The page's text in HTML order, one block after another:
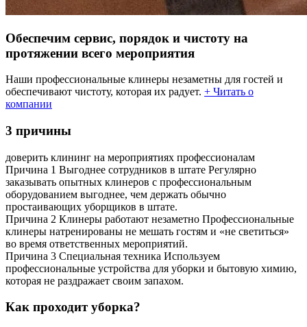
Обеспечим сервис, порядок и чистоту на
протяжении всего мероприятия
Наши профессиональные клинеры незаметны для гостей и
обеспечивают чистоту, которая их радует. + Читать о
компании
3 причины
доверить клининг на мероприятиях профессионалам
Причина 1 Выгоднее сотрудников в штате Регулярно
заказывать опытных клинеров с профессиональным
оборудованием выгоднее, чем держать обычно
простаивающих уборщиков в штате.
Причина 2 Клинеры работают незаметно Профессиональные
клинеры натренированы не мешать гостям и «не светиться»
во время ответственных мероприятий.
Причина 3 Специальная техника Используем
профессиональные устройства для уборки и бытовую химию,
которая не раздражает своим запахом.
Как проходит уборка?